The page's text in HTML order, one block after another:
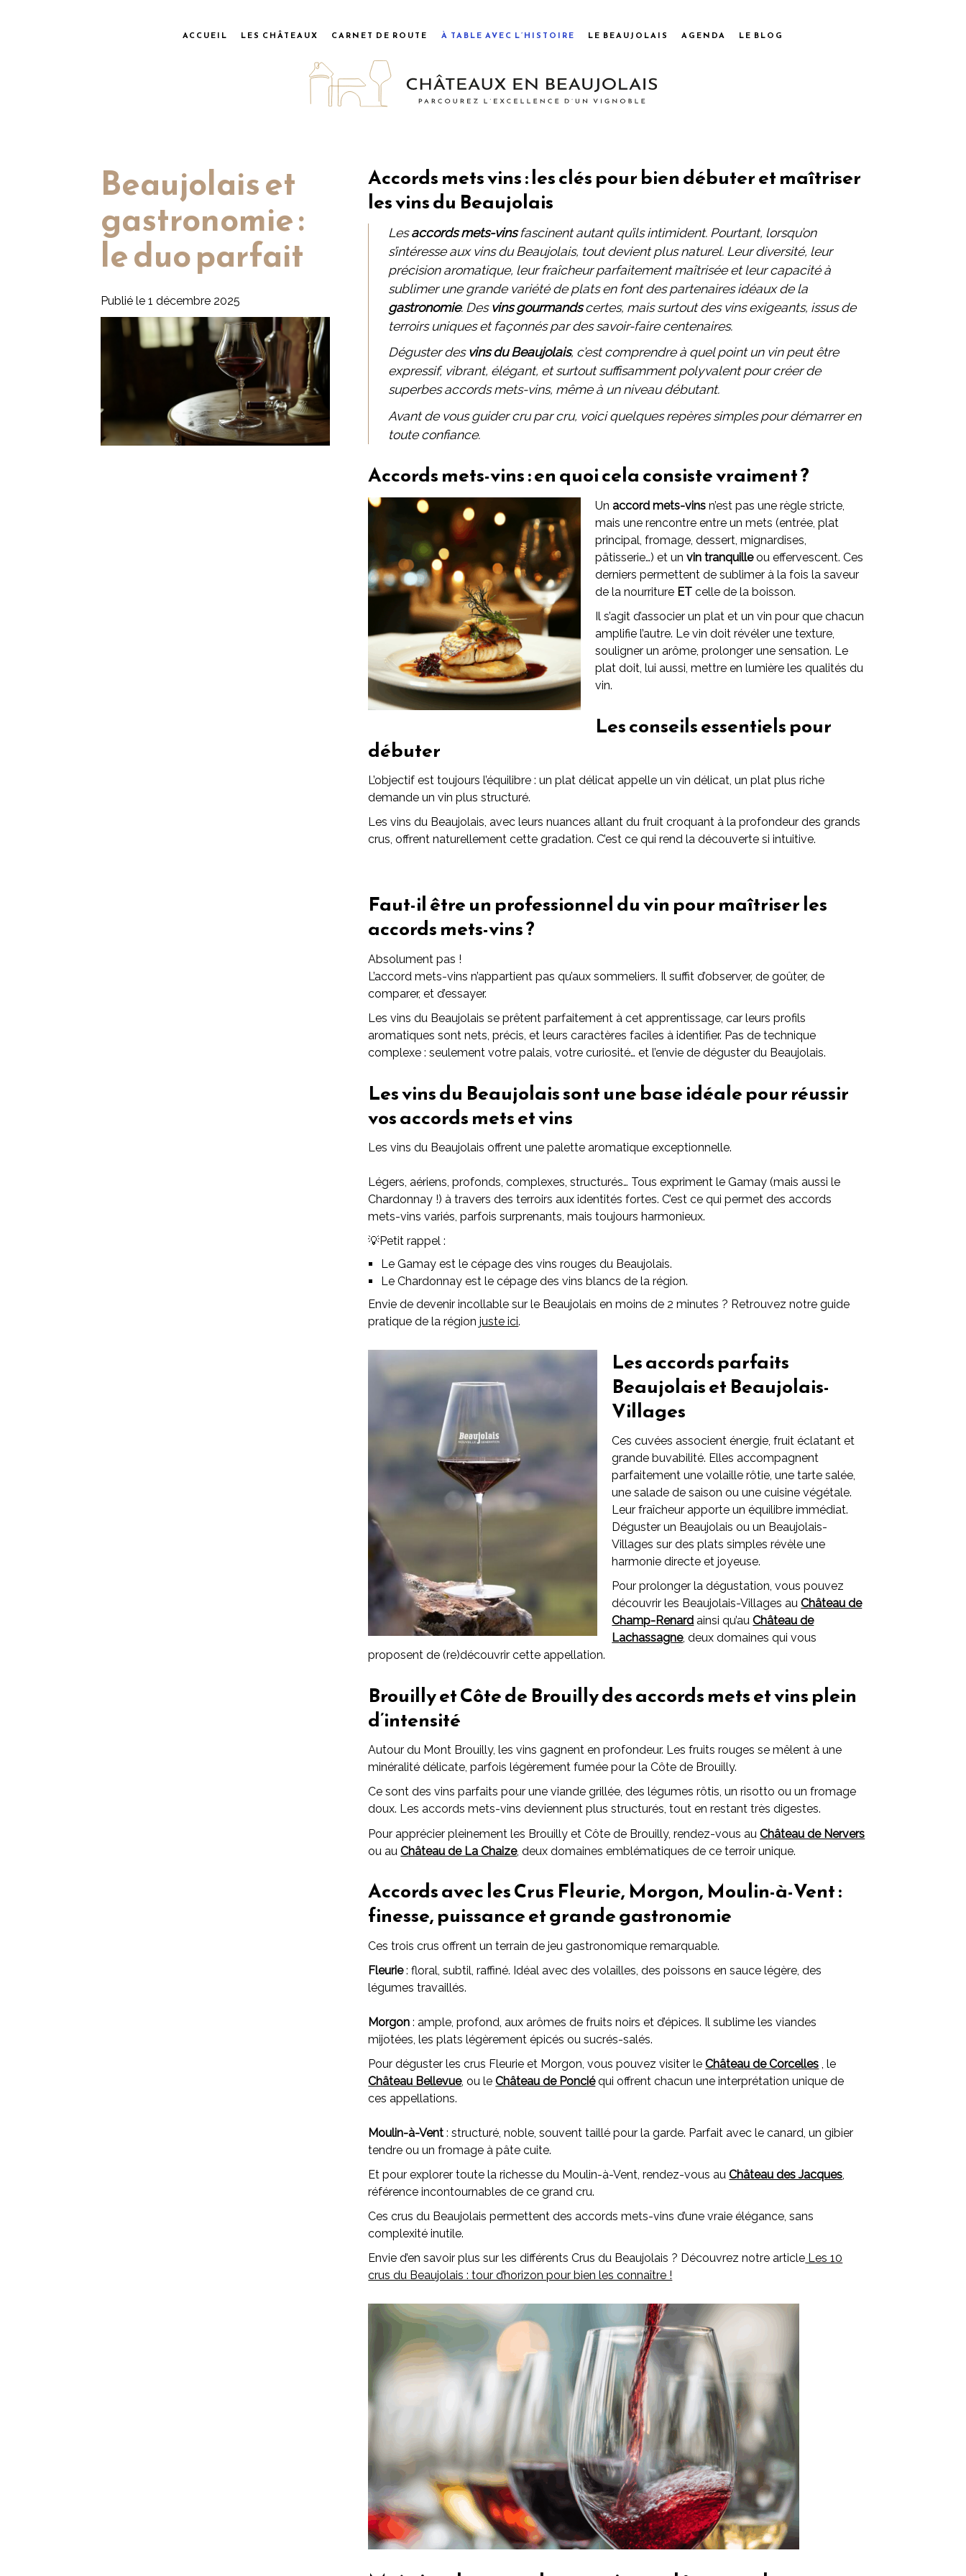
ACCUEIL LES CHÂTEAUX CARNET DE ROUTE À TABLE AVEC L’HISTOIRE LE BEAUJOLAIS AGENDA LE BLOG
Beaujolais et
gastronomie :
le duo parfait
Publié le 1 décembre 2025
Accords mets vins : les clés pour bien débuter et maîtriser
les vins du Beaujolais
Lesaccords mets-vinsfascinent autant qu’ils intimident. Pourtant, lorsqu’on
s’intéresse aux vins du Beaujolais, tout devient plus naturel. Leur diversité, leur
précision aromatique, leur fraîcheur parfaitement maîtrisée et leur capacité à
sublimer une grande variété de plats en font des partenaires idéaux de la
gastronomie. Desvins gourmandscertes, mais surtout des vins exigeants, issus de
terroirs uniques et façonnés par des savoir-faire centenaires.
Déguster desvins du Beaujolais, c’est comprendre à quel point un vin peut être
expressif, vibrant, élégant, et surtout suffisamment polyvalent pour créer de
superbes accords mets-vins, même à un niveau débutant.
Avant de vous guider cru par cru, voici quelques repères simples pour démarrer en
toute confiance.
Accords mets-vins : en quoi cela consiste vraiment ?
Unaccord mets-vinsn’est pas une règle stricte,
mais une rencontre entre un mets (entrée, plat
principal, fromage, dessert, mignardises,
pâtisserie…) et unvin tranquilleou effervescent. Ces
derniers permettent de sublimer à la fois la saveur
de la nourriture ETcelle de la boisson.
Il s’agit d’associer un plat et un vin pour que chacun
amplifie l’autre. Le vin doit révéler une texture,
souligner un arôme, prolonger une sensation. Le
plat doit, lui aussi, mettre en lumière les qualités du
vin.
Les conseils essentiels pour
débuter
L’objectif est toujours l’équilibre : un plat délicat appelle un vin délicat, un plat plus riche
demande un vin plus structuré.
Les vins du Beaujolais, avec leurs nuances allant du fruit croquant à la profondeur des grands
crus, offrent naturellement cette gradation. C’est ce qui rend la découverte si intuitive.
Faut-il être un professionnel du vin pour maîtriser les
accords mets-vins ?
Absolument pas !
L’accord mets-vins n’appartient pas qu’aux sommeliers. Il suffit d’observer, de goûter, de
comparer, et d’essayer.
Les vins du Beaujolais se prêtent parfaitement à cet apprentissage, car leurs profils
aromatiques sont nets, précis, et leurs caractères faciles à identifier. Pas de technique
complexe : seulement votre palais, votre curiosité… et l’envie de déguster du Beaujolais.
Les vins du Beaujolais sont une base idéale pour réussir
vos accords mets et vins
Les vins du Beaujolais offrent une palette aromatique exceptionnelle.
Légers, aériens, profonds, complexes, structurés… Tous expriment le Gamay (mais aussi le
Chardonnay !) à travers des terroirs aux identités fortes. C’est ce qui permet des accords
mets-vins variés, parfois surprenants, mais toujours harmonieux.
💡Petit rappel :
Le Gamay est le cépage des vins rouges du Beaujolais.
Le Chardonnay est le cépage des vins blancs de la région.
Envie de devenir incollable sur le Beaujolais en moins de 2 minutes ? Retrouvez notre guide
pratique de la régionjuste ici.
Les accords parfaits
Beaujolais et Beaujolais-
Villages
Ces cuvées associent énergie, fruit éclatant et
grande buvabilité. Elles accompagnent
parfaitement une volaille rôtie, une tarte salée,
une salade de saison ou une cuisine végétale.
Leur fraîcheur apporte un équilibre immédiat.
Déguster un Beaujolais ou un Beaujolais-
Villages sur des plats simples révèle une
harmonie directe et joyeuse.
Pour prolonger la dégustation, vous pouvez
découvrir les Beaujolais-Villages auChâteau de
Champ-Renard ainsi qu’auChâteau de
Lachassagne, deux domaines qui vous
proposent de (re)découvrir cette appellation.
Brouilly et Côte de Brouilly des accords mets et vins plein
d’intensité
Autour du Mont Brouilly, les vins gagnent en profondeur. Les fruits rouges se mêlent à une
minéralité délicate, parfois légèrement fumée pour la Côte de Brouilly.
Ce sont des vins parfaits pour une viande grillée, des légumes rôtis, un risotto ou un fromage
doux. Les accords mets-vins deviennent plus structurés, tout en restant très digestes.
Pour apprécier pleinement les Brouilly et Côte de Brouilly, rendez-vous auChâteau de Nervers
ou auChâteau de La Chaize, deux domaines emblématiques de ce terroir unique.
Accords avec les Crus Fleurie, Morgon, Moulin-à-Vent :
finesse, puissance et grande gastronomie
Ces trois crus offrent un terrain de jeu gastronomique remarquable.
Fleurie: floral, subtil, raffiné. Idéal avec des volailles, des poissons en sauce légère, des
légumes travaillés.
Morgon : ample, profond, aux arômes de fruits noirs et d’épices. Il sublime les viandes
mijotées, les plats légèrement épicés ou sucrés-salés.
Pour déguster les crus Fleurie et Morgon, vous pouvez visiter leChâteau de Corcelles , le
Château Bellevue, ou leChâteau de Ponciéqui offrent chacun une interprétation unique de
ces appellations.
Moulin-à-Vent : structuré, noble, souvent taillé pour la garde. Parfait avec le canard, un gibier
tendre ou un fromage à pâte cuite.
Et pour explorer toute la richesse du Moulin-à-Vent, rendez-vous auChâteau des Jacques,
référence incontournables de ce grand cru.
Ces crus du Beaujolais permettent des accords mets-vins d’une vraie élégance, sans
complexité inutile.
Envie d’en savoir plus sur les différents Crus du Beaujolais ? Découvrez notre article Les 10
crus du Beaujolais : tour d’horizon pour bien les connaître !